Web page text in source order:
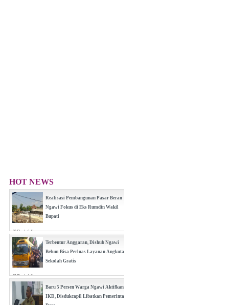
HOT NEWS
Realisasi Pembangunan Pasar Beran
Ngawi Fokus di Eks Rumdin Wakil
Bupati
(0 Reply(s))
Terbentur Anggaran, Dishub Ngawi
Belum Bisa Perluas Layanan Angkutan
Sekolah Gratis
(0 Reply(s))
Baru 5 Persen Warga Ngawi Aktifkan
IKD, Disdukcapil Libatkan Pemerintah